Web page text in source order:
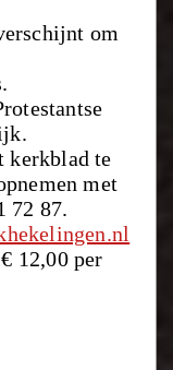
om
kerkblad te
met
72 87.
12,00 per